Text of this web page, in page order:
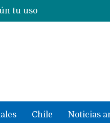
datos confidenciales a
Chile Noticias